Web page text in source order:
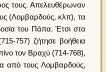
τους. Απελευθέρωναν
(Λομβαρδούς, κλπ), τα
του Πάπα. Έτσι στα
757) ζήτησε βοήθεια
τον Βραχύ (714-768),
από τους Λομβαρδούς,